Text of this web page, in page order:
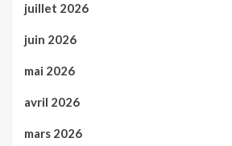
juillet 2026
juin 2026
mai 2026
avril 2026
mars 2026